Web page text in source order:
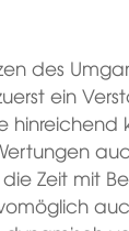
des
ein
hinreichend
Zeit mit